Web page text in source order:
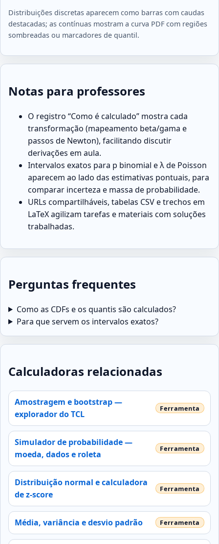
Distribuições discretas aparecem como barras com caudas
destacadas; as contínuas mostram a curva PDF com regiões
sombreadas ou marcadores de quantil.
Notas para professores
O registro “Como é calculado” mostra cada
transformação (mapeamento beta/gama e
passos de Newton), facilitando discutir
derivações em aula.
Intervalos exatos para p binomial e λ de Poisson
aparecem ao lado das estimativas pontuais, para
comparar incerteza e massa de probabilidade.
URLs compartilháveis, tabelas CSV e trechos em
LaTeX agilizam tarefas e materiais com soluções
trabalhadas.
Perguntas frequentes
Como as CDFs e os quantis são calculados?
Para que servem os intervalos exatos?
Calculadoras relacionadas
Amostragem e bootstrap —
explorador do TCL
Simulador de probabilidade —
moeda, dados e roleta
Distribuição normal e calculadora
de z-score
Média, variância e desvio padrão